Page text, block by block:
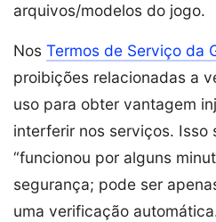
arquivos/modelos do jogo.
Nos Termos de Serviço da
proibições relacionadas a
uso para obter vantagem
interferir nos serviços. Isso
“funcionou por alguns
segurança; pode ser
uma verificação